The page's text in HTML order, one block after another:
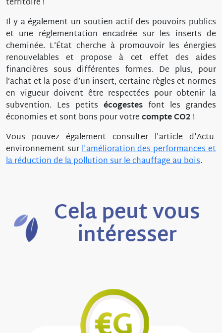
territoire !
Il y a également un soutien actif des pouvoirs publics
et une réglementation encadrée sur les inserts de
cheminée. L’État cherche à promouvoir les énergies
renouvelables et propose à cet effet des aides
financières sous différentes formes. De plus, pour
l’achat et la pose d’un insert, certaine règles et normes
en vigueur doivent être respectées pour obtenir la
subvention. Les petits écogestes font les grandes
économies et sont bons pour votrecompte CO2 !
Vous pouvez également consulter l'article d'Actu-
environnement surl'amélioration des performances et
la réduction de la pollution sur le chauffage au bois.
Cela peut vous
intéresser